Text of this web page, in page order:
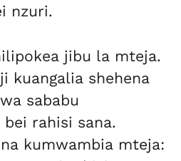
nzuri.
jibu la mteja.
kuangalia shehena
sababu
rahisi sana.
kumwambia mteja: